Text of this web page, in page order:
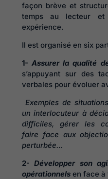
façon brève et
temps au lecteur
expérience.
Il est organisé en six
1- Assurer la qualité
s’appuyant sur des
verbales pour évoluer
Exemples de
un interlocuteur à
difficiles, gérer les
faire face aux
perturbée…
2-Développer son
opérationnels en face à